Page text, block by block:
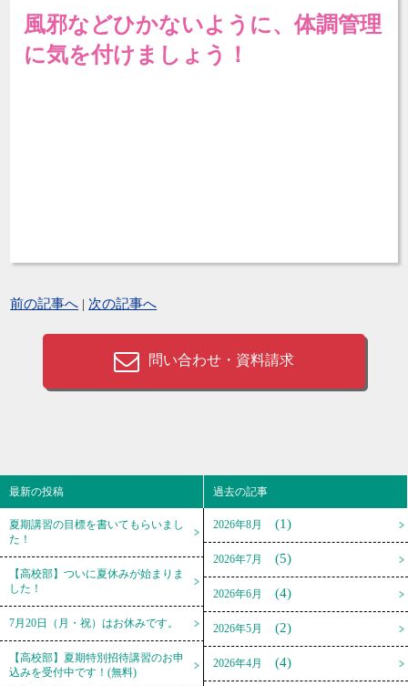
風邪などひかないように、体調管理
に気を付けましょう！
前の記事へ | 次の記事へ
問い合わせ・資料請求
最新の投稿
夏期講習の目標を書いてもらいまし
た！
【高校部】ついに夏休みが始まりま
した！
7月20日（月・祝）はお休みです。
【高校部】夏期特別招待講習のお申
込みを受付中です！(無料)
過去の記事
2026年8月 (1)
2026年7月 (5)
2026年6月 (4)
2026年5月 (2)
2026年4月 (4)